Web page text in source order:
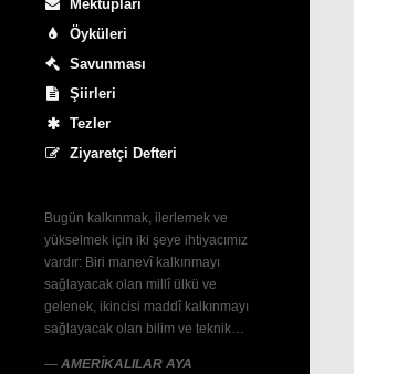
Mektupları
Öyküleri
Savunması
Şiirleri
Tezler
Ziyaretçi Defteri
Bugün kalkınmak, ilerlemek ve
yükselmek için iki şeye ihtiyacımız
vardır: Biri manevî kalkınmayı
sağlayacak olan millî ülkü ve
gelenek, ikincisi maddî kalkınmayı
sağlayacak olan bilim ve teknik…
— AMERİKALILAR AYA